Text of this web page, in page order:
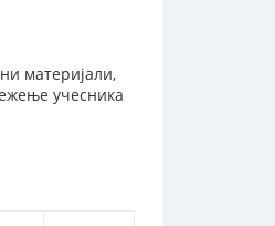
материјали,
учесника